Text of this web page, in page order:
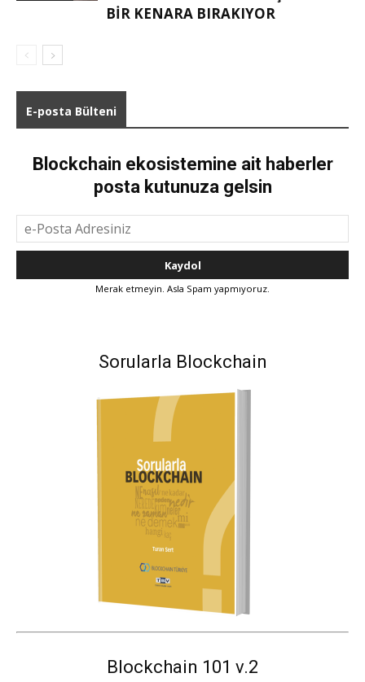
BIR KENARA BIRAKIYOR
E-posta Bülteni
Blockchain ekosistemine ait haberler
posta kutunuza gelsin
Merak etmeyin. Asla Spam yapmıyoruz.
Sorularla Blockchain
Blockchain 101 v.2